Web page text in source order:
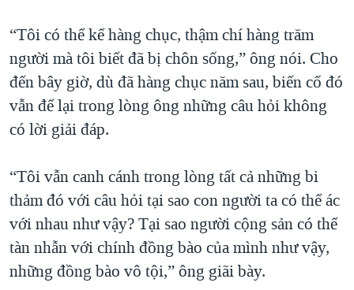
“Tôi có thể kể hàng chục, thậm chí hàng trăm
người mà tôi biết đã bị chôn sống,” ông nói. Cho
đến bây giờ, dù đã hàng chục năm sau, biến cố đó
vẫn để lại trong lòng ông những câu hỏi không
có lời giải đáp.
“Tôi vẫn canh cánh trong lòng tất cả những bi
thảm đó với câu hỏi tại sao con người ta có thể ác
với nhau như vậy? Tại sao người cộng sản có thể
tàn nhẫn với chính đồng bào của mình như vậy,
những đồng bào vô tội,” ông giãi bày.